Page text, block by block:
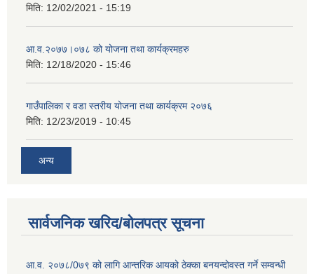
मिति: 12/02/2021 - 15:19
आ.व.२०७७।०७८ को योजना तथा कार्यक्रमहरु
मिति: 12/18/2020 - 15:46
गाउँपालिका र वडा स्तरीय योजना तथा कार्यक्रम २०७६
मिति: 12/23/2019 - 10:45
अन्य
सार्वजनिक खरिद/बोलपत्र सूचना
आ.व. २०७८/0७९ को लागि आन्तरिक आयको ठेक्का बनयन्दोवस्त गर्ने सम्वन्धी